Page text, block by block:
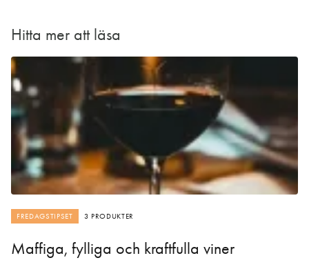
Hitta mer att läsa
FREDAGSTIPSET 3 PRODUKTER
Maffiga, fylliga och kraftfulla viner